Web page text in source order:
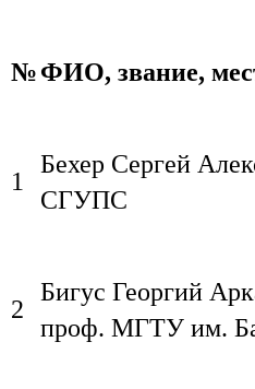
№ФИО, звание,
1
Бехер Сергей
СГУПС
2
Бигус Георгий
проф. МГТУ им.